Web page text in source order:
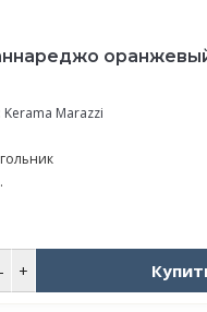
Kerama Marazzi
+